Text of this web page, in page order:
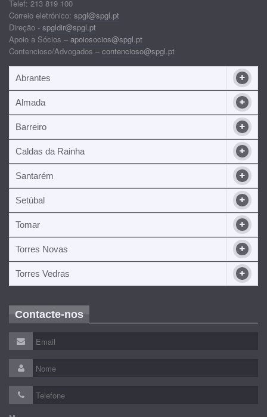
Telef: 213 819 100
Correio eletrónico: spgl@spgl.pt
Direção - spgldir@spgl.pt
Apoio a Sócios – apoiosocios@spgl.pt
Contencioso/Advogados – contencioso@spgl.pt
Abrantes
Almada
Barreiro
Caldas da Rainha
Santarém
Setúbal
Tomar
Torres Novas
Torres Vedras
Contacte-nos